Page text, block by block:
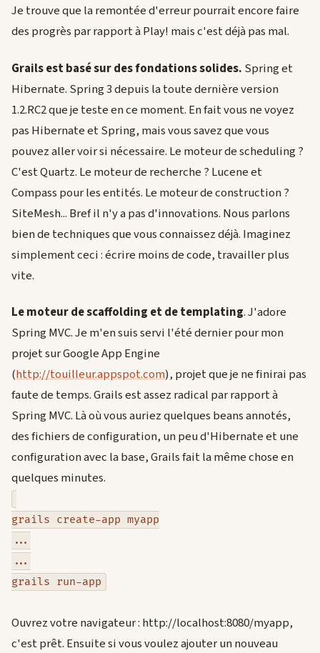
Je trouve que la remontée d'erreur pourrait encore faire
des progrès par rapport à Play! mais c'est déjà pas mal.
Grails est basé sur des fondations solides. Spring et
Hibernate. Spring 3 depuis la toute dernière version
1.2.RC2 que je teste en ce moment. En fait vous ne voyez
pas Hibernate et Spring, mais vous savez que vous
pouvez aller voir si nécessaire. Le moteur de scheduling ?
C'est Quartz. Le moteur de recherche ? Lucene et
Compass pour les entités. Le moteur de construction ?
SiteMesh... Bref il n'y a pas d'innovations. Nous parlons
bien de techniques que vous connaissez déjà. Imaginez
simplement ceci : écrire moins de code, travailler plus
vite.
Le moteur de scaffolding et de templating. J'adore
Spring MVC. Je m'en suis servi l'été dernier pour mon
projet sur Google App Engine
(http://touilleur.appspot.com), projet que je ne finirai pas
faute de temps. Grails est assez radical par rapport à
Spring MVC. Là où vous auriez quelques beans annotés,
des fichiers de configuration, un peu d'Hibernate et une
configuration avec la base, Grails fait la même chose en
quelques minutes.
grails create-app myapp
...
...
grails run-app
Ouvrez votre navigateur : http://localhost:8080/myapp,
c'est prêt. Ensuite si vous voulez ajouter un nouveau